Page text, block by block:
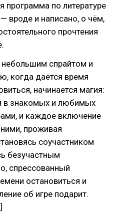
по литературе
вроде и написано, о чём,
прочтения
спрайтом и
когда даётся время
начинается магия:
в знакомых и любимых
и каждое включение
проживая
соучастником
безучастным
спрессованный
остановиться и
об игре подарит.
]